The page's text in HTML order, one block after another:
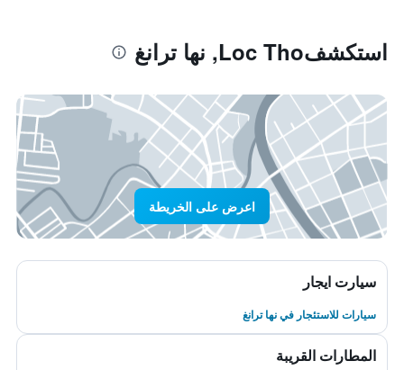
استكشفLoc Tho, نها ترانغ
اعرض على الخريطة
سيارت ايجار
سيارات للاستئجار في نها ترانغ
المطارات القريبة